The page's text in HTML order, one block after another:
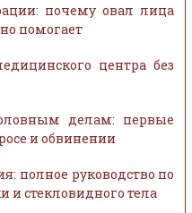
почему овал лица
помогает
центра без
делам: первые
и обвинении
полное руководство по
и стекловидного тела